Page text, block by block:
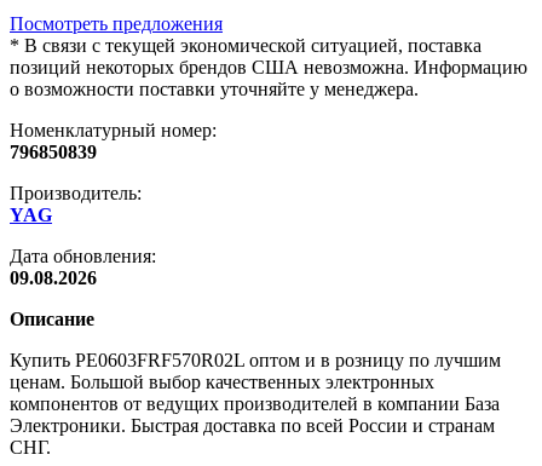
Посмотреть предложения
* В связи с текущей экономической ситуацией, поставка
позиций некоторых брендов США невозможна. Информацию
о возможности поставки уточняйте у менеджера.
Номенклатурный номер:
796850839
Производитель:
YAG
Дата обновления:
09.08.2026
Описание
Купить PE0603FRF570R02L оптом и в розницу по лучшим
ценам. Большой выбор качественных электронных
компонентов от ведущих производителей в компании База
Электроники. Быстрая доставка по всей России и странам
СНГ.